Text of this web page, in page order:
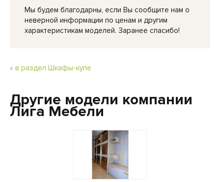
Мы будем благодарны, если Вы сообщите нам о
неверной информации по ценам и другим
характеристикам моделей. Заранее спасибо!
« в раздел Шкафы-купе
Другие модели компании
Лига Мебели